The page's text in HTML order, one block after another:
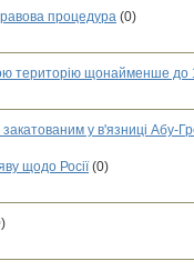
процедура (0)
територію щонайменше
у в'язниці Абу-
щодо Росії (0)